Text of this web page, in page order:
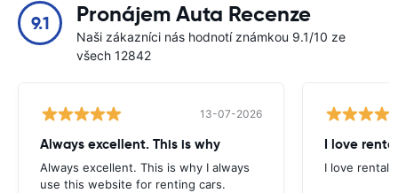
9.1 Pronájem Auta Recenze
Naši zákazníci nás hodnotí známkou 9.1/10 ze
všech 12842
13-07-2026
Always excellent. This is why
Always excellent. This is why I always
use this website for renting cars.
I love
I love rental